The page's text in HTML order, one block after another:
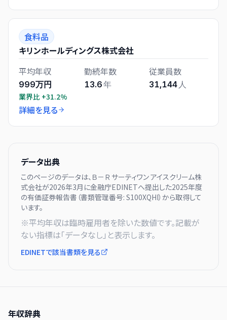
食料品
キリンホールディングス株式会社
平均年収
999万円
業界比 +31.2%
勤続年数
13.6年
従業員数
31,144 人
詳細を見る
データ出典
このページのデータは、 Ｂ－Ｒ サーティワン アイスクリーム株
式会社が2026年3月に金融庁EDINETへ提出した2025年度
の有価証券報告書（書類管理番号: S100XQHI）から取得して
います。
※平均年収は臨時雇用者を除いた数値です。記載が
ない指標は「データなし」と表示します。
EDINETで該当書類を見る
年収辞典